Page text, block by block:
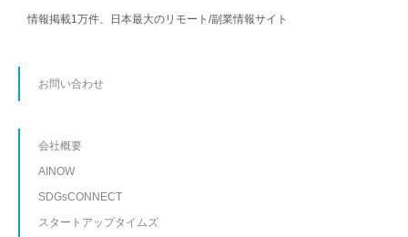
情報掲載1万件、日本最大のリモート/副業情報サイト
お問い合わせ
会社概要
AINOW
SDGsCONNECT
スタートアップタイムズ